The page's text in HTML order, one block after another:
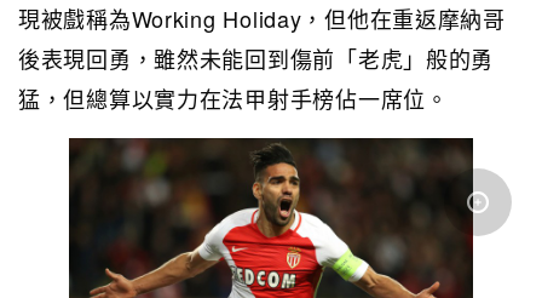
現被戲稱為Working Holiday，但他在重返摩納哥
後表現回勇，雖然未能回到傷前「老虎」般的勇
猛，但總算以實力在法甲射手榜佔一席位。